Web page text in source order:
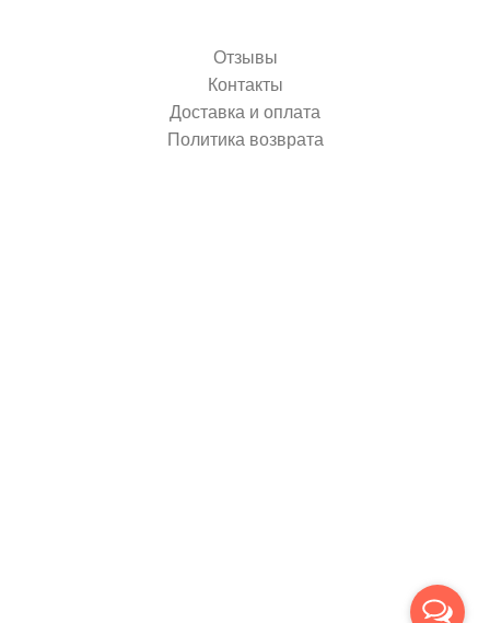
Отзывы
Контакты
Доставка и оплата
Политика возврата